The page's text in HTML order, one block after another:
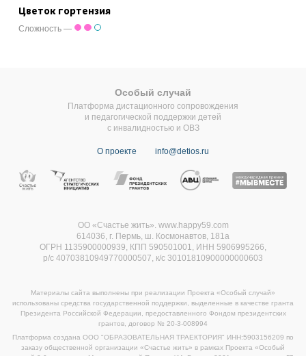
Цветок гортензия
Сложность —
Особый случай
Платформа дистационного сопровождения
и педагогической поддержки детей
с инвалидностью и ОВЗ
О проекте info@detios.ru
ОО «Счастье жить». www.happy59.com
614036, г. Пермь, ш. Космонавтов, 181а
ОГРН 1135900000939, КПП 590501001, ИНН 5906995266,
р/с 40703810949770000507, к/с 30101810900000000603
Материалы сайта выполнены при реализации Проекта «Особый случай»
использованы средства государственной поддержки, выделенные в качестве гранта
Президента Российской Федерации, предоставленного Фондом президентских
грантов, договор № 20-3-008994
Платформа создана ООО "ОБРАЗОВАТЕЛЬНАЯ ТРАЕКТОРИЯ" ИНН:5903156209 по
заказу общественной организации «Счастье жить» в рамках Проекта «Особый